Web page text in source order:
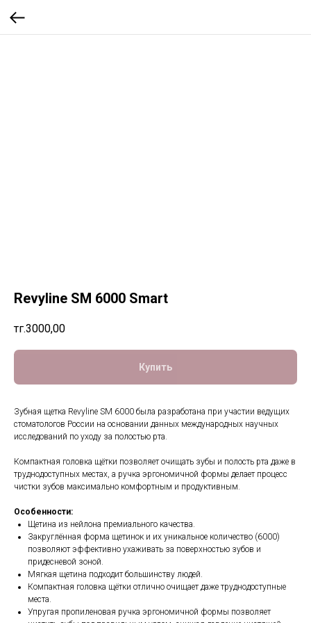
Revyline SM 6000 Smart
тңг.3000,00
Купить
Зубная щетка Revyline SM 6000 была разработана при участии ведущих
стоматологов России на основании данных международных научных
исследований по уходу за полостью рта.
Компактная головка щётки позволяет очищать зубы и полость рта даже в
труднодоступных местах, а ручка эргономичной формы делает процесс
чистки зубов максимально комфортным и продуктивным.
Особенности:
Щетина из нейлона премиального качества.
Закруглённая форма щетинок и их уникальное количество (6000)
позволяют эффективно ухаживать за поверхностью зубов и
придесневой зоной.
Мягкая щетина подходит большинству людей.
Компактная головка щётки отлично очищает даже труднодоступные
места.
Упругая пропиленовая ручка эргономичной формы позволяет